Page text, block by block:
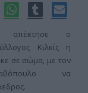
απέκτησε ο
Κιλκίς η
σε σώμα, με τον
να